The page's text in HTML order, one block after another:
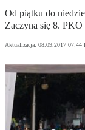
Od piątku do
Zaczyna się 8.
Aktualizacja: 08.09.2017 07:44